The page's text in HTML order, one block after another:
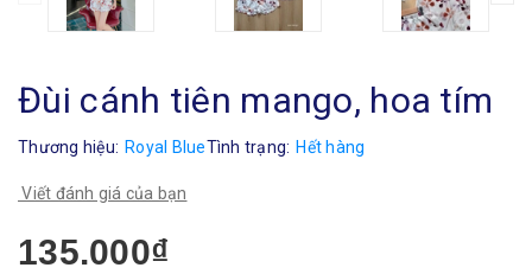
Đùi cánh tiên mango, hoa tím
Thương hiệu: Royal BlueTình trạng: Hết hàng
Viết đánh giá của bạn
135.000₫